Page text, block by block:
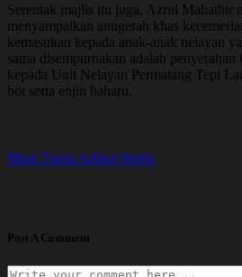
Serentak majlis itu juga, Azrul Mahathir
menyampaikan anugerah khas
kemasukan kepada anak-anak nelayan
sama disempurnakan adalah
kepada Unit Nelayan Permatang Tepi
bot serta enjin baharu.
Muat Turun Artikel Berita
Post A Comment